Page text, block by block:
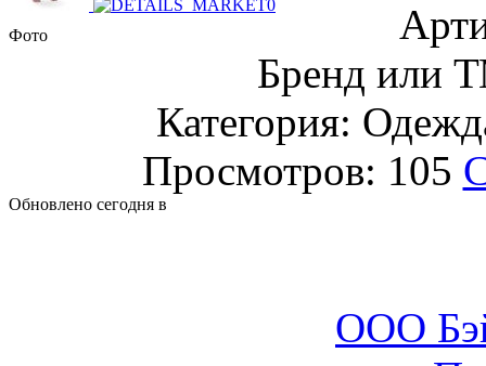
Фото
Бренд или
Категория:
Просмотров: 105
Обновлено сегодня в
ООО